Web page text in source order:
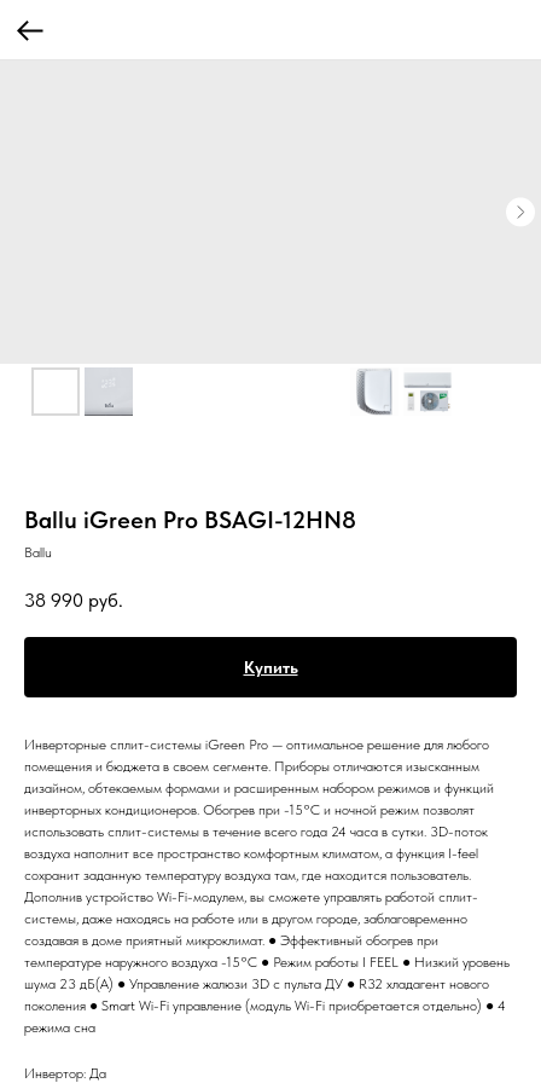
Ballu iGreen Pro BSAGI-12HN8
Ballu
38 990 руб.
Купить
Инверторные сплит-системы iGreen Pro — оптимальное решение для любого
помещения и бюджета в своем сегменте. Приборы отличаются изысканным
дизайном, обтекаемым формами и расширенным набором режимов и функций
инверторных кондиционеров. Обогрев при -15°С и ночной режим позволят
использовать сплит-системы в течение всего года 24 часа в сутки. 3D-поток
воздуха наполнит все пространство комфортным климатом, а функция I-feel
сохранит заданную температуру воздуха там, где находится пользователь.
Дополнив устройство Wi-Fi-модулем, вы сможете управлять работой сплит-
системы, даже находясь на работе или в другом городе, заблаговременно
создавая в доме приятный микроклимат. ● Эффективный обогрев при
температуре наружного воздуха -15°C ● Режим работы I FEEL ● Низкий уровень
шума 23 дБ(А) ● Управление жалюзи 3D с пульта ДУ ● R32 хладагент нового
поколения ● Smart Wi-Fi управление (модуль Wi-Fi приобретается отдельно) ● 4
режима сна
Инвертор: Да